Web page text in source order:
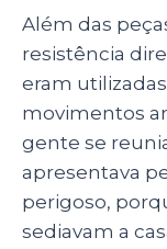
Além das
resistência
eram
movimentos
gente se
apresentava
perigoso,
sediavam a